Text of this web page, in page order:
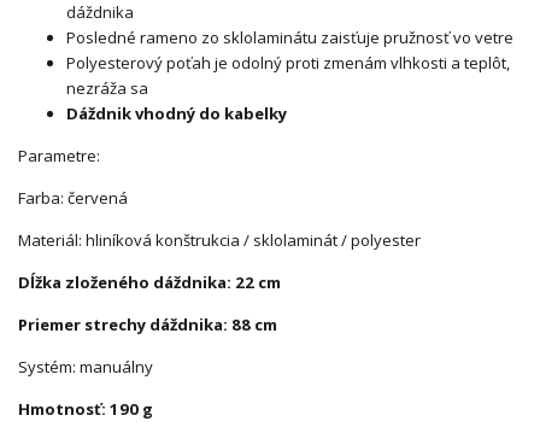
dáždnika
Posledné rameno zo sklolaminátu zaisťuje pružnosť vo vetre
Polyesterový poťah je odolný proti zmenám vlhkosti a teplôt,
nezráža sa
Dáždnik vhodný do kabelky
Parametre:
Farba: červená
Materiál: hliníková konštrukcia / sklolaminát / polyester
Dĺžka zloženého dáždnika: 22 cm
Priemer strechy dáždnika: 88 cm
Systém: manuálny
Hmotnosť: 190 g